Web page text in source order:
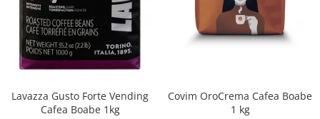
Lavazza Gusto Forte Vending
Cafea Boabe 1kg
Covim OroCrema Cafea Boabe
1 kg